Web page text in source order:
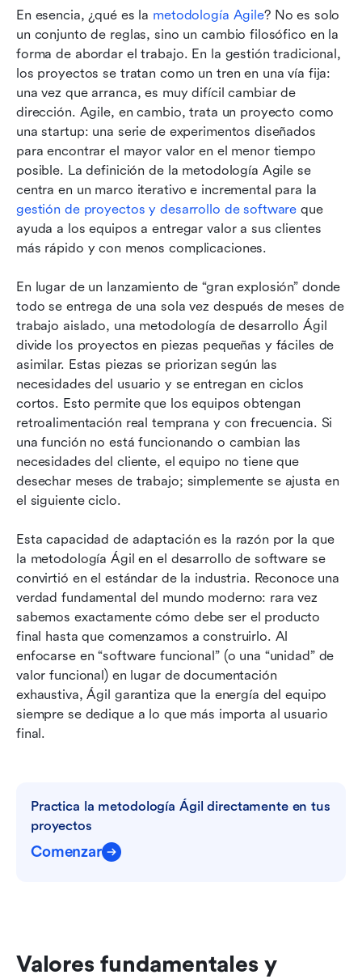
En esencia, ¿qué es la metodología Agile? No es solo
un conjunto de reglas, sino un cambio filosófico en la
forma de abordar el trabajo. En la gestión tradicional,
los proyectos se tratan como un tren en una vía fija:
una vez que arranca, es muy difícil cambiar de
dirección. Agile, en cambio, trata un proyecto como
una startup: una serie de experimentos diseñados
para encontrar el mayor valor en el menor tiempo
posible. La definición de la metodología Agile se
gestión de proyectos y desarrollo de software que
ayuda a los equipos a entregar valor a sus clientes
más rápido y con menos complicaciones.
En lugar de un lanzamiento de “gran explosión” donde
todo se entrega de una sola vez después de meses de
trabajo aislado, una metodología de desarrollo Ágil
divide los proyectos en piezas pequeñas y fáciles de
asimilar. Estas piezas se priorizan según las
necesidades del usuario y se entregan en ciclos
cortos. Esto permite que los equipos obtengan
retroalimentación real temprana y con frecuencia. Si
una función no está funcionando o cambian las
necesidades del cliente, el equipo no tiene que
desechar meses de trabajo; simplemente se ajusta en
el siguiente ciclo.
Esta capacidad de adaptación es la razón por la que
la metodología Ágil en el desarrollo de software se
convirtió en el estándar de la industria. Reconoce una
verdad fundamental del mundo moderno: rara vez
sabemos exactamente cómo debe ser el producto
final hasta que comenzamos a construirlo. Al
enfocarse en “software funcional” (o una “unidad” de
valor funcional) en lugar de documentación
exhaustiva, Ágil garantiza que la energía del equipo
siempre se dedique a lo que más importa al usuario
final.
Practica la metodología Ágil directamente en tus
proyectos
Comenzar
Valores fundamentales y